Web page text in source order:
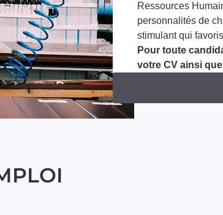
Ressources
personnalités de
stimulant qui
Pour toute
votre CV ainsi